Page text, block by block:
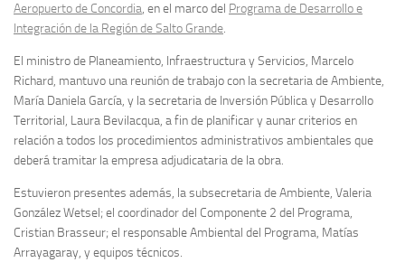
Aeropuerto de Concordia, en el marco del Programa de Desarrollo e
Integración de la Región de Salto Grande.
El ministro de Planeamiento, Infraestructura y Servicios, Marcelo
Richard, mantuvo una reunión de trabajo con la secretaria de Ambiente,
María Daniela García, y la secretaria de Inversión Pública y Desarrollo
Territorial, Laura Bevilacqua, a fin de planificar y aunar criterios en
relación a todos los procedimientos administrativos ambientales que
deberá tramitar la empresa adjudicataria de la obra.
Estuvieron presentes además, la subsecretaria de Ambiente, Valeria
González Wetsel; el coordinador del Componente 2 del Programa,
Cristian Brasseur; el responsable Ambiental del Programa, Matías
Arrayagaray, y equipos técnicos.